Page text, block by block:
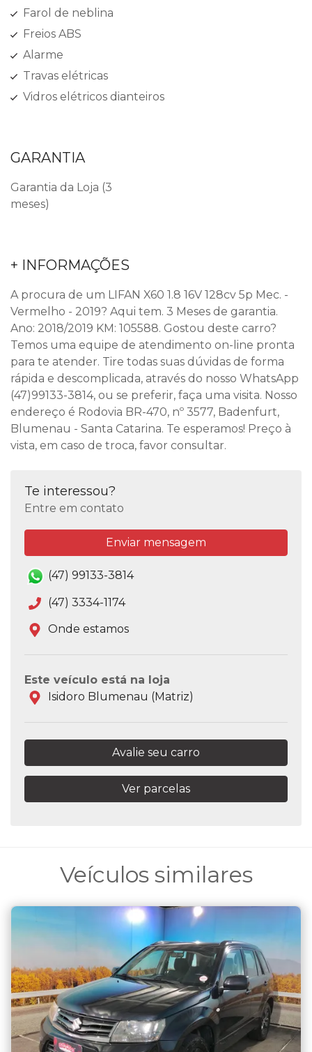
Farol de neblina
Freios ABS
Alarme
Travas elétricas
Vidros elétricos dianteiros
GARANTIA
Garantia da Loja (3
meses)
+ INFORMAÇÕES
A procura de um LIFAN X60 1.8 16V 128cv 5p Mec. -
Vermelho - 2019? Aqui tem. 3 Meses de garantia.
Ano: 2018/2019 KM: 105588. Gostou deste carro?
Temos uma equipe de atendimento on-line pronta
para te atender. Tire todas suas dúvidas de forma
rápida e descomplicada, através do nosso WhatsApp
(47)99133-3814, ou se preferir, faça uma visita. Nosso
endereço é Rodovia BR-470, nº 3577, Badenfurt,
Blumenau - Santa Catarina. Te esperamos! Preço à
vista, em caso de troca, favor consultar.
Te interessou?
Entre em contato
Enviar mensagem
(47) 99133-3814
(47) 3334-1174
Onde estamos
Este veículo está na loja
Isidoro Blumenau (Matriz)
Avalie seu carro
Ver parcelas
Veículos similares